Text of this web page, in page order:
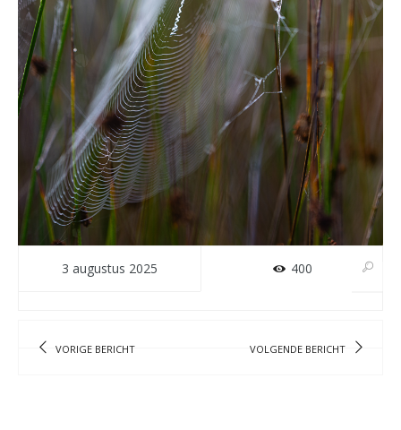
3 augustus 2025 400
VORIGE BERICHT VOLGENDE BERICHT